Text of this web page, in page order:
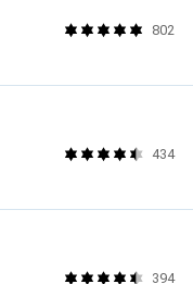
802
434
394